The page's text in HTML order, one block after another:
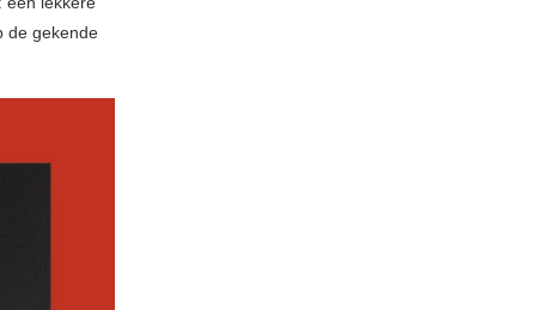
de gekende